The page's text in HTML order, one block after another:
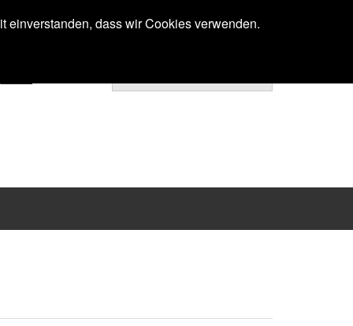
einverstanden, dass wir Cookies verwenden.